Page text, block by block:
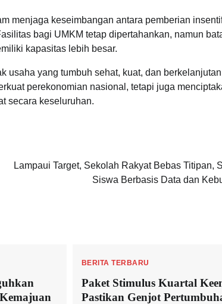
menjaga keseimbangan antara pemberian
bagi UMKM tetap dipertahankan, namun
kapasitas lebih besar.
usaha yang tumbuh sehat, kuat, dan
perekonomian nasional, tetapi juga
secara keseluruhan.
Lampaui Target, Sekolah Rakyat Bebas Titipan,
Siswa Berbasis Data dan
BERITA TERBARU
Paket Stimulus Kuartal
Pastikan Genjot